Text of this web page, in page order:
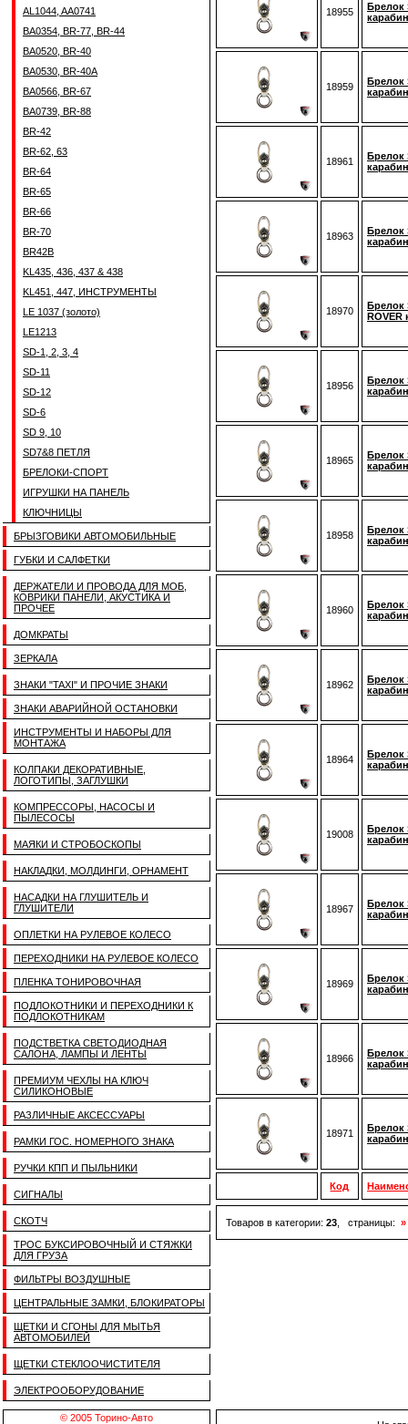
AL1044, AA0741
BA0354, BR-77, BR-44
BA0520, BR-40
BA0530, BR-40A
BA0566, BR-67
BA0739, BR-88
BR-42
BR-62, 63
BR-64
BR-65
BR-66
BR-70
BR42B
KL435, 436, 437 & 438
KL451, 447, ИНСТРУМЕНТЫ
LE 1037 (золото)
LE1213
SD-1, 2, 3, 4
SD-11
SD-12
SD-6
SD 9, 10
SD7&8 ПЕТЛЯ
БРЕЛОКИ-СПОРТ
ИГРУШКИ НА ПАНЕЛЬ
КЛЮЧНИЦЫ
БРЫЗГОВИКИ АВТОМОБИЛЬНЫЕ
ГУБКИ И САЛФЕТКИ
ДЕРЖАТЕЛИ И ПРОВОДА ДЛЯ МОБ,
КОВРИКИ ПАНЕЛИ, АКУСТИКА И
ПРОЧЕЕ
ДОМКРАТЫ
ЗЕРКАЛА
ЗНАКИ "TAXI" И ПРОЧИЕ ЗНАКИ
ЗНАКИ АВАРИЙНОЙ ОСТАНОВКИ
ИНСТРУМЕНТЫ И НАБОРЫ ДЛЯ
МОНТАЖА
КОЛПАКИ ДЕКОРАТИВНЫЕ,
ЛОГОТИПЫ, ЗАГЛУШКИ
КОМПРЕССОРЫ, НАСОСЫ И
ПЫЛЕСОСЫ
МАЯКИ И СТРОБОСКОПЫ
НАКЛАДКИ, МОЛДИНГИ, ОРНАМЕНТ
НАСАДКИ НА ГЛУШИТЕЛЬ И
ГЛУШИТЕЛИ
ОПЛЕТКИ НА РУЛЕВОЕ КОЛЕСО
ПЕРЕХОДНИКИ НА РУЛЕВОЕ КОЛЕСО
ПЛЕНКА ТОНИРОВОЧНАЯ
ПОДЛОКОТНИКИ И ПЕРЕХОДНИКИ К
ПОДЛОКОТНИКАМ
ПОДСТВЕТКА СВЕТОДИОДНАЯ
САЛОНА, ЛАМПЫ И ЛЕНТЫ
ПРЕМИУМ ЧЕХЛЫ НА КЛЮЧ
СИЛИКОНОВЫЕ
РАЗЛИЧНЫЕ АКСЕССУАРЫ
РАМКИ ГОС. НОМЕРНОГО ЗНАКА
РУЧКИ КПП И ПЫЛЬНИКИ
СИГНАЛЫ
СКОТЧ
ТРОС БУКСИРОВОЧНЫЙ И СТЯЖКИ
ДЛЯ ГРУЗА
ФИЛЬТРЫ ВОЗДУШНЫЕ
ЦЕНТРАЛЬНЫЕ ЗАМКИ, БЛОКИРАТОРЫ
ЩЕТКИ И СГОНЫ ДЛЯ МЫТЬЯ
АВТОМОБИЛЕЙ
ЩЕТКИ СТЕКЛООЧИСТИТЕЛЯ
ЭЛЕКТРООБОРУДОВАНИЕ
18955
Брелок
18959
Брелок
18961
Брелок
18963
Брелок
18970
Брелок
ROVER
18956
Брелок
18965
Брелок
18958
Брелок
18960
Брелок
18962
Брелок
18964
Брелок
19008
Брелок
18967
Брелок
18969
Брелок
18966
Брелок
18971
Брелок
Код
Товаров в категории: 23 , страницы: »
© 2005 Торино-Авто